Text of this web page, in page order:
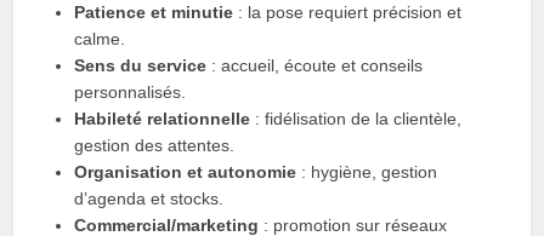
Patience et minutie : la pose requiert précision et
calme.
Sens du service : accueil, écoute et conseils
personnalisés.
Habileté relationnelle : fidélisation de la clientèle,
gestion des attentes.
Organisation et autonomie : hygiène, gestion
d’agenda et stocks.
Commercial/marketing : promotion sur réseaux